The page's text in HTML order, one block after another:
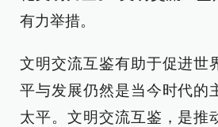
有力举措。
文明交流互鉴有助于促进世
平与发展仍然是当今时代的
太平。文明交流互鉴，是推